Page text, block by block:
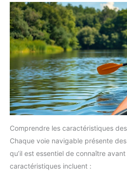
Comprendre les caractéristiques
Chaque voie navigable présente
qu’il est essentiel de connaître
caractéristiques incluent :